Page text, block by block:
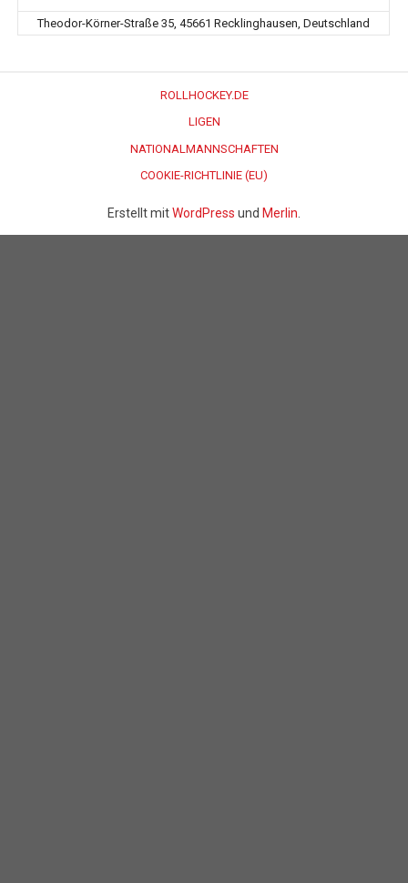
Theodor-Körner-Straße 35, 45661 Recklinghausen, Deutschland
ROLLHOCKEY.DE
LIGEN
NATIONALMANNSCHAFTEN
COOKIE-RICHTLINIE (EU)
Erstellt mitWordPress und Merlin.